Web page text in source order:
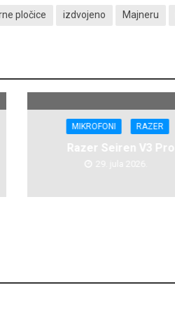
pločice izdvojeno Majneru
MIKROFONI RAZER
Razer Seiren V3 Pro
29. jula 2026.